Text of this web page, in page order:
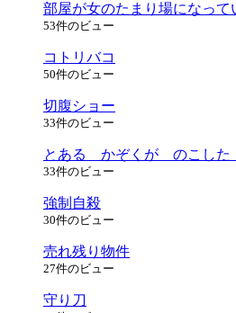
部屋が女のたまり場になって
53件のビュー
コトリバコ
50件のビュー
切腹ショー
33件のビュー
とある かぞくが のこし
33件のビュー
強制自殺
30件のビュー
売れ残り物件
27件のビュー
守り刀